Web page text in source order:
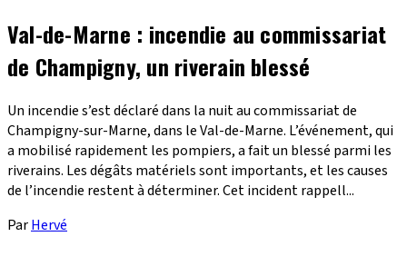
Val-de-Marne : incendie au commissariat
de Champigny, un riverain blessé
Un incendie s’est déclaré dans la nuit au commissariat de
Champigny-sur-Marne, dans le Val-de-Marne. L’événement, qui
a mobilisé rapidement les pompiers, a fait un blessé parmi les
riverains. Les dégâts matériels sont importants, et les causes
de l’incendie restent à déterminer. Cet incident rappell...
ParHervé